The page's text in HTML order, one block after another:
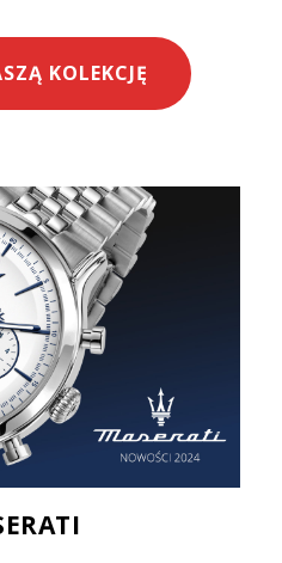
KOLEKCJĘ